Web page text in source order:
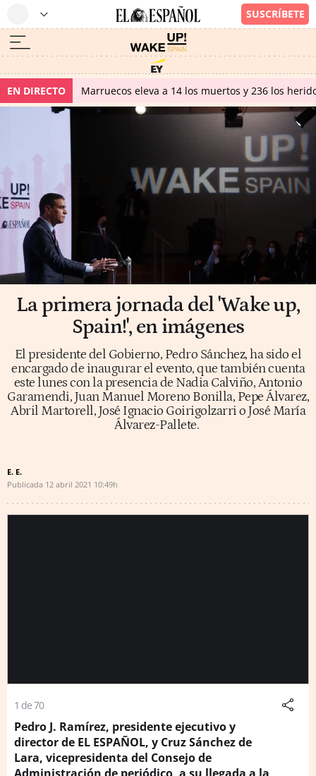
EN DIRECTO Marruecos eleva a 14 los muertos y 236 los
La primera jornada del 'Wake up,
Spain!', en imágenes
El presidente del Gobierno, Pedro Sánchez, ha sido el
encargado de inaugurar el evento, que también cuenta
este lunes con la presencia de Nadia Calviño, Antonio
Garamendi, Juan Manuel Moreno Bonilla, Pepe Álvarez,
Abril Martorell, José Ignacio Goirigolzarri o José María
Álvarez-Pallete.
E. E.
Publicada 12 abril 2021 10:49h
1 de 70
Pedro J. Ramírez, presidente ejecutivo y
director de EL ESPAÑOL, y Cruz Sánchez de
Lara, vicepresidenta del Consejo de